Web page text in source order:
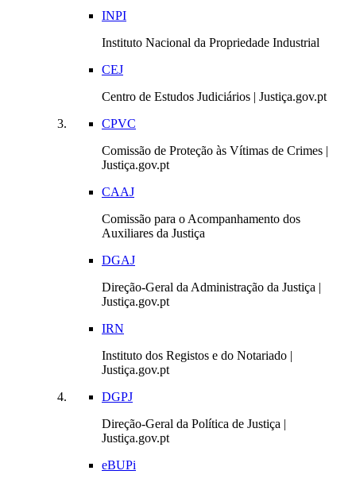
INPI
Instituto Nacional da Propriedade Industrial
CEJ
Centro de Estudos Judiciários | Justiça.gov.pt
CPVC
Comissão de Proteção às Vítimas de Crimes |
Justiça.gov.pt
CAAJ
Comissão para o Acompanhamento dos
Auxiliares da Justiça
DGAJ
Direção-Geral da Administração da Justiça |
Justiça.gov.pt
IRN
Instituto dos Registos e do Notariado |
Justiça.gov.pt
DGPJ
Direção-Geral da Política de Justiça |
Justiça.gov.pt
eBUPi